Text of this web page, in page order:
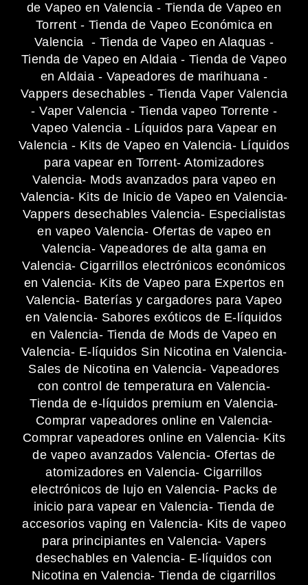
de Vapeo en Valencia -Tienda de Vapeo en
Torrent - Tienda de Vapeo Económica en
Valencia - Tienda de Vapeo en Alaquas -
Tienda de Vapeo en Aldaia - Tienda de Vapeo
en Aldaia - Vapeadores de marihuana -
Vappers desechables - Tienda Vaper Valencia
- Vaper Valencia - Tienda vapeo Torrente -
Vapeo Valencia - Líquidos para Vapear en
Valencia - Kits de Vapeo en Valencia- Líquidos
para vapear en Torrent- Atomizadores
Valencia- Mods avanzados para vapeo en
Valencia- Kits de Inicio de Vapeo en Valencia-
Vappers desechables Valencia- Especialistas
en vapeo Valencia- Ofertas de vapeo en
Valencia- Vapeadores de alta gama en
Valencia- Cigarrillos electrónicos económicos
en Valencia- Kits de Vapeo para Expertos en
Valencia- Baterías y cargadores para Vapeo
en Valencia- Sabores exóticos de E-líquidos
en Valencia- Tienda de Mods de Vapeo en
Valencia- E-líquidos Sin Nicotina en Valencia-
Sales de Nicotina en Valencia- Vapeadores
con control de temperatura en Valencia-
Tienda de e-líquidos premium en Valencia-
Comprar vapeadores online en Valencia-
Comprar vapeadores online en Valencia- Kits
de vapeo avanzados Valencia- Ofertas de
atomizadores en Valencia- Cigarrillos
electrónicos de lujo en Valencia- Packs de
inicio para vapear en Valencia- Tienda de
accesorios vaping en Valencia- Kits de vapeo
para principiantes en Valencia- Vapers
desechables en Valencia- E-líquidos con
Nicotina en Valencia- Tienda de cigarrillos